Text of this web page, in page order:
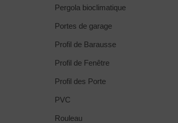
Pergola bioclimatique
Portes de garage
Profil de Barausse
Profil de Fenêtre
Profil des Porte
PVC
Rouleau